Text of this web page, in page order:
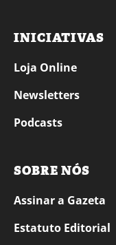
INICIATIVAS
Loja Online
Newsletters
Podcasts
SOBRE NÓS
Assinar a Gazeta
Estatuto Editorial